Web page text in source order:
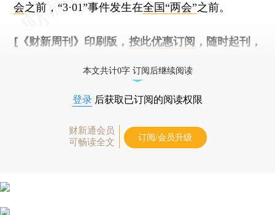
会之前，“3·01”事件发生在全国“两会”之前。
[《财新周刊》印刷版， 按此优惠订阅 ，随时起刊，
本文共计0字 订阅后继续阅读
登录 后获取已订阅的阅读权限
财新通会员
可畅读全文
订阅/会员升级